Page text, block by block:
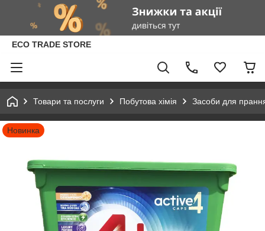
ECO TRADE STORE
Товари та послуги Побутова хімія Засоби для
Новинка